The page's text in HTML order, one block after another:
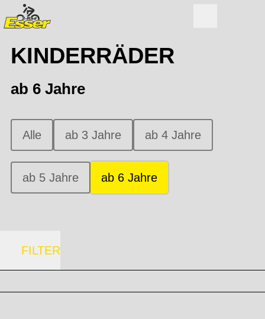
KINDERRÄDER
ab 6 Jahre
Alle ab 3 Jahre ab 4 Jahre
ab 5 Jahre ab 6 Jahre
FILTER